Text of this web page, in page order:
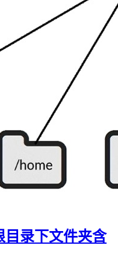
录下文件夹含